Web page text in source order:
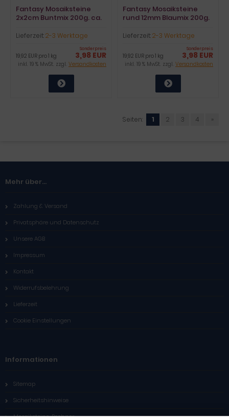
Fantasy Mosaiksteine
2x2cm Buntmix 200g. ca.
Lieferzeit:2-3 Werktage
Sonderpreis
3,98 EUR
19,92 EUR pro 1 kg
inkl. 19 % MwSt. zzgl. Versandkosten
Fantasy Mosaiksteine
rund 12mm Blaumix 200g.
Lieferzeit:2-3 Werktage
Sonderpreis
3,98 EUR
19,92 EUR pro 1 kg
inkl. 19 % MwSt. zzgl. Versandkosten
Seiten: 1 2 3 4 »
Mehr über...
Zahlung & Versand
Privatsphäre und Datenschutz
Unsere AGB
Impressum
Kontakt
Widerrufsbelehrung
Lieferzeit
Cookie Einstellungen
Informationen
Sitemap
Sicherheitshinweise